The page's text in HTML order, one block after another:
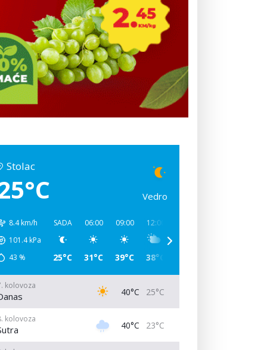
Stolac
Vedro
8.4 km/h
101.4kPa
43 %
SADA
25°C
06:00
31°C
09:00
39°C
12:00
38°C
kolovoza
40°C 25°C
kolovoza
40°C 23°C